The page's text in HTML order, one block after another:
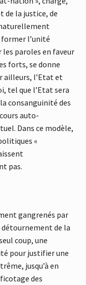
de la justice, de
l’unité
les paroles en faveur
forts, se donne
ailleurs, l’Etat et
tel que l’Etat sera
consanguinité des
auto-
Dans ce modèle,
«
pas.
gangrenés par
de la
coup, une
pour justifier une
jusqu’à en
des